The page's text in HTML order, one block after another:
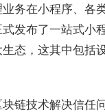
务在小程序、各
发布了一站式小
态，这其中包括
链技术解决信任